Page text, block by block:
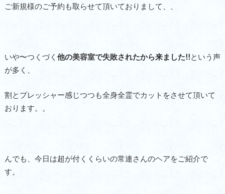
ご新規様のご予約も取らせて頂いておりまして、、
いや〜つくづく 他の美容室で失敗されたから来ました!!という声
が多く、
割とプレッシャー感じつつも全身全霊でカットをさせて頂いて
おります。。
んでも、今日は超が付くくらいの常連さんのヘアをご紹介で
す。